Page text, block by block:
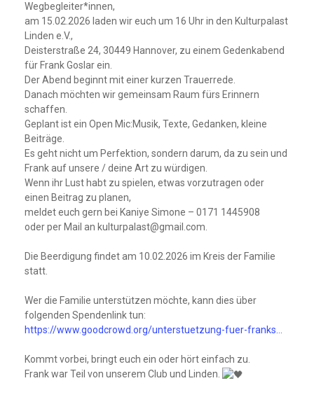
Wegbegleiter*innen,
am 15.02.2026 laden wir euch um 16 Uhr in den Kulturpalast
Linden e.V.,
Deisterstraße 24, 30449 Hannover, zu einem Gedenkabend
für Frank Goslar ein.
Der Abend beginnt mit einer kurzen Trauerrede.
Danach möchten wir gemeinsam Raum fürs Erinnern
schaffen.
Geplant ist ein Open Mic:Musik, Texte, Gedanken, kleine
Beiträge.
Es geht nicht um Perfektion, sondern darum, da zu sein und
Frank auf unsere / deine Art zu würdigen.
Wenn ihr Lust habt zu spielen, etwas vorzutragen oder
einen Beitrag zu planen,
meldet euch gern bei Kaniye Simone – 0171 1445908
oder per Mail an kulturpalast@gmail.com.
Die Beerdigung findet am 10.02.2026 im Kreis der Familie
statt.
Wer die Familie unterstützen möchte, kann dies über
folgenden Spendenlink tun:
https://www.goodcrowd.org/unterstuetzung-fuer-franks…
Kommt vorbei, bringt euch ein oder hört einfach zu.
Frank war Teil von unserem Club und Linden.